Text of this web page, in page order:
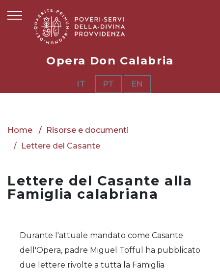
Opera Don Calabria
IT PT EN
Home
Risorse e documenti
Lettere del Casante
Lettere del Casante alla
Famiglia calabriana
Durante l'attuale mandato come Casante
dell'Opera, padre Miguel Tofful ha pubblicato
due lettere rivolte a tutta la Famiglia